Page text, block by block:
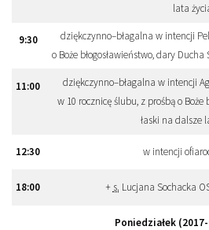
lata
9:30
dziękczynno–błagalna w intencji
o Boże błogosławieństwo, dary
11:00
dziękczynno–błagalna w intencji
w 10 rocznicę ślubu, z prośbą o Boże
łaski na dalsze
12:30 w intencji
18:00 + s. Lucjana Sochacka
Poniedziałek